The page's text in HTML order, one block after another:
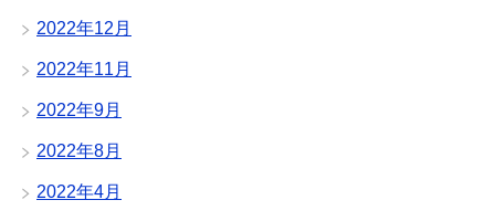
2022年12月
2022年11月
2022年9月
2022年8月
2022年4月